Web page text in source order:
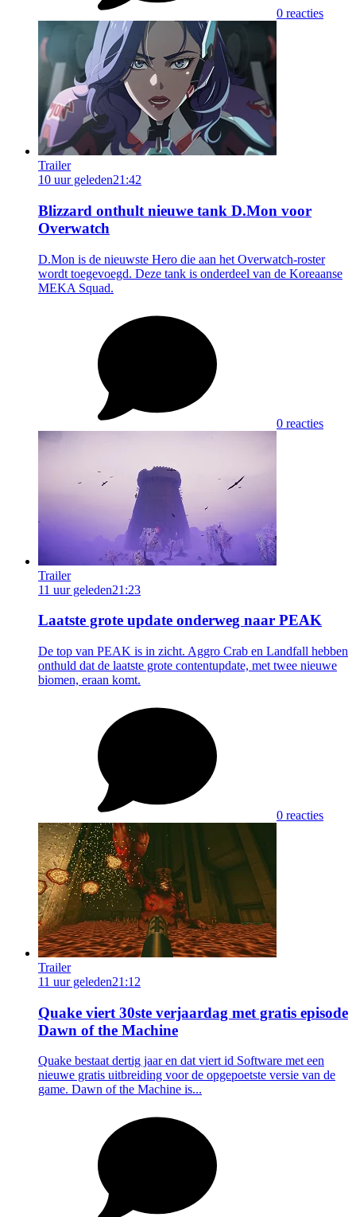
0 reacties
Trailer
10 uur geleden21:42
Blizzard onthult nieuwe tank D.Mon voor
Overwatch
D.Mon is de nieuwste Hero die aan het Overwatch-roster
wordt toegevoegd. Deze tank is onderdeel van de Koreaanse
MEKA Squad.
0 reacties
Trailer
11 uur geleden21:23
Laatste grote update onderweg naar PEAK
De top van PEAK is in zicht. Aggro Crab en Landfall hebben
onthuld dat de laatste grote contentupdate, met twee nieuwe
biomen, eraan komt.
0 reacties
Trailer
11 uur geleden21:12
Quake viert 30ste verjaardag met gratis episode
Dawn of the Machine
Quake bestaat dertig jaar en dat viert id Software met een
nieuwe gratis uitbreiding voor de opgepoetste versie van de
game. Dawn of the Machine is...